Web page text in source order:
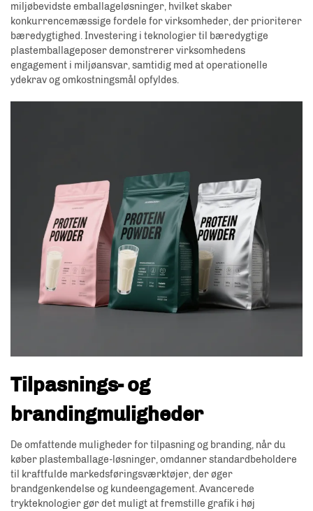
miljøbevidste emballageløsninger, hvilket skaber
konkurrencemæssige fordele for virksomheder, der prioriterer
bæredygtighed. Investering i teknologier til bæredygtige
plastemballageposer demonstrerer virksomhedens
engagement i miljøansvar, samtidig med at operationelle
ydekrav og omkostningsmål opfyldes.
Tilpasnings- og
brandingmuligheder
De omfattende muligheder for tilpasning og branding, når du
køber plastemballage-løsninger, omdanner standardbeholdere
til kraftfulde markedsføringsværktøjer, der øger
brandgenkendelse og kundeengagement. Avancerede
trykteknologier gør det muligt at fremstille grafik i høj